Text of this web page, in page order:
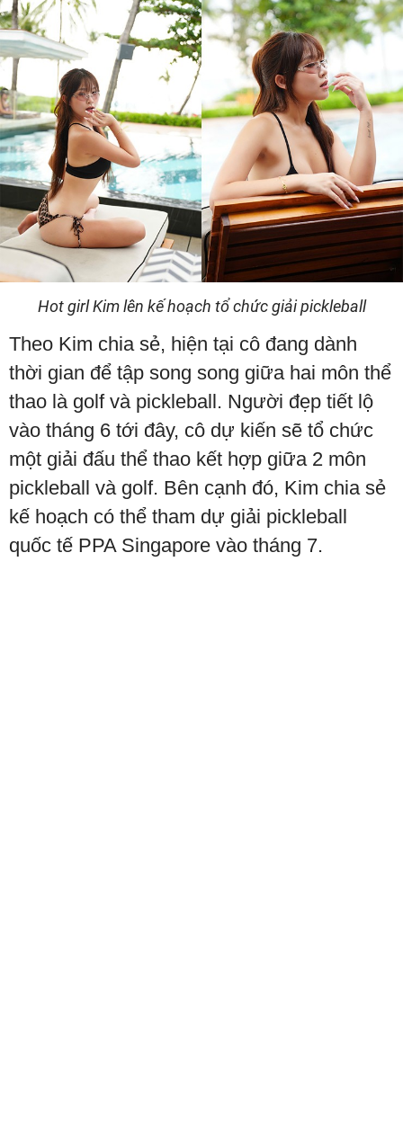
Hot girl Kim lên kế hoạch tổ chức giải pickleball
Theo Kim chia sẻ, hiện tại cô đang dành
thời gian để tập song song giữa hai môn thể
thao là golf và pickleball. Người đẹp tiết lộ
vào tháng 6 tới đây, cô dự kiến sẽ tổ chức
một giải đấu thể thao kết hợp giữa 2 môn
pickleball và golf. Bên cạnh đó, Kim chia sẻ
kế hoạch có thể tham dự giải pickleball
quốc tế PPA Singapore vào tháng 7.